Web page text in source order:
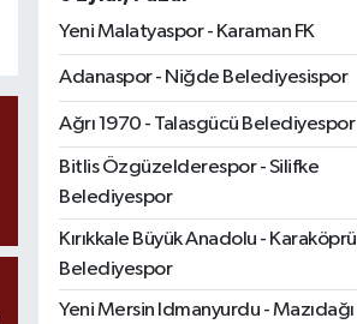
Yeni Malatyaspor - Karaman FK
Adanaspor - Niğde Belediyesispor
Ağrı 1970 - Talasgücü Belediyespor
Bitlis Özgüzelderespor - Silifke
Belediyespor
Kırıkkale Büyük Anadolu - Karaköprü
Belediyespor
Yeni Mersin Idmanyurdu - Mazıdağı